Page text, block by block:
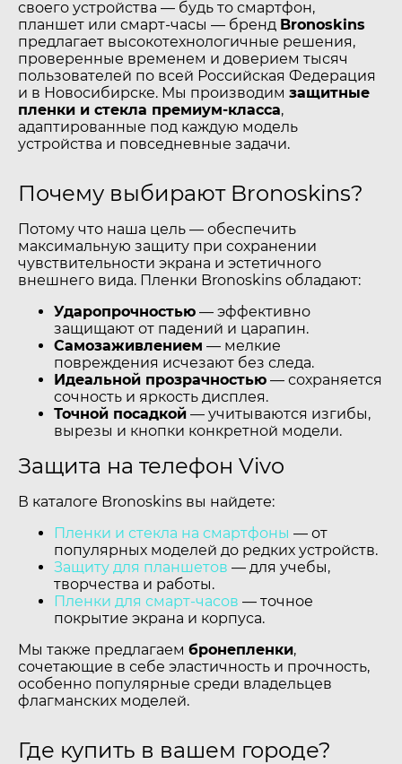
своего устройства — будь то смартфон,
планшет или смарт-часы — бренд Bronoskins
предлагает высокотехнологичные решения,
проверенные временем и доверием тысяч
пользователей по всей Российская Федерация
и в Новосибирске. Мы производим защитные
пленки и стекла премиум-класса,
адаптированные под каждую модель
устройства и повседневные задачи.
Почему выбирают Bronoskins?
Потому что наша цель — обеспечить
максимальную защиту при сохранении
чувствительности экрана и эстетичного
внешнего вида. Пленки Bronoskins обладают:
Ударопрочностью — эффективно
защищают от падений и царапин.
Самозаживлением — мелкие
повреждения исчезают без следа.
Идеальной прозрачностью — сохраняется
сочность и яркость дисплея.
Точной посадкой — учитываются изгибы,
вырезы и кнопки конкретной модели.
Защита на телефон Vivo
В каталоге Bronoskins вы найдете:
Пленки и стекла на смартфоны — от
популярных моделей до редких устройств.
Защиту для планшетов — для учебы,
творчества и работы.
Пленки для смарт-часов — точное
покрытие экрана и корпуса.
Мы также предлагаем бронепленки,
сочетающие в себе эластичность и прочность,
особенно популярные среди владельцев
флагманских моделей.
Где купить в вашем городе?